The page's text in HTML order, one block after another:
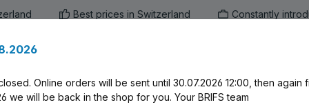
Best prices in Switzerland Constantly
Online orders will be sent until 30.07.2026 12:00, then again
we will be back in the shop for you. Your BRIFS team